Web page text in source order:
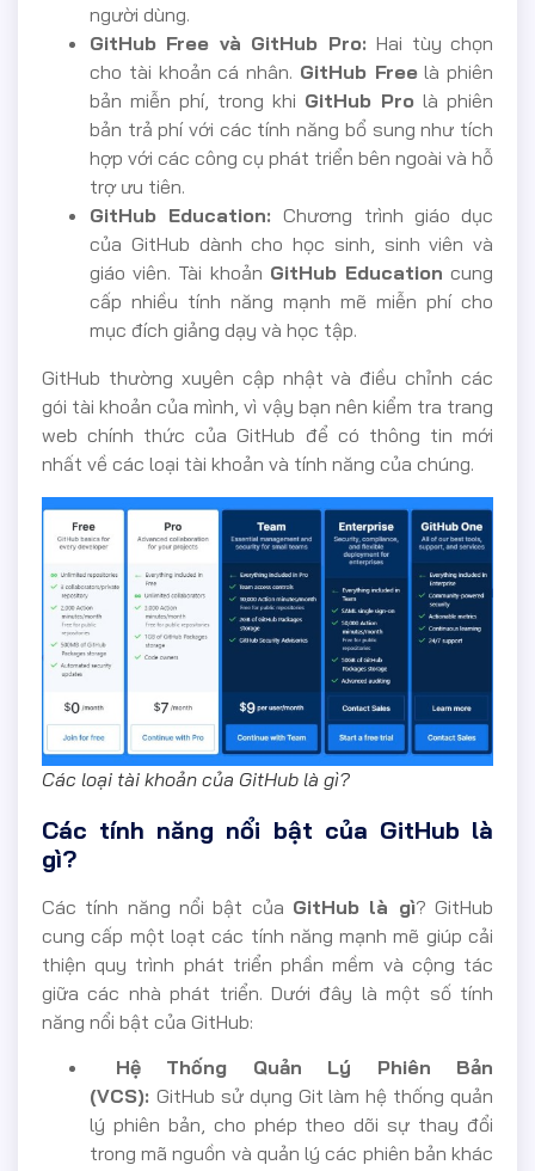
người dùng.
GitHub Free và GitHub Pro:Hai tùy chọn
cho tài khoản cá nhân. GitHub Freelà phiên
bản miễn phí, trong khi GitHub Pro là phiên
bản trả phí với các tính năng bổ sung như tích
hợp với các công cụ phát triển bên ngoài và hỗ
trợ ưu tiên.
GitHub Education:Chương trình giáo dục
của GitHub dành cho học sinh, sinh viên và
giáo viên. Tài khoản GitHub Education cung
cấp nhiều tính năng mạnh mẽ miễn phí cho
mục đích giảng dạy và học tập.
GitHub thường xuyên cập nhật và điều chỉnh các
gói tài khoản của mình, vì vậy bạn nên kiểm tra trang
web chính thức của GitHub để có thông tin mới
nhất về các loại tài khoản và tính năng của chúng.
Các loại tài khoản của GitHub là gì?
Các tính năng nổi bật của GitHub là
gì?
Các tính năng nổi bật của GitHub là gì? GitHub
cung cấp một loạt các tính năng mạnh mẽ giúp cải
thiện quy trình phát triển phần mềm và cộng tác
giữa các nhà phát triển. Dưới đây là một số tính
năng nổi bật của GitHub:
Hệ Thống Quản Lý Phiên Bản
(VCS): GitHub sử dụng Git làm hệ thống quản
lý phiên bản, cho phép theo dõi sự thay đổi
trong mã nguồn và quản lý các phiên bản khác